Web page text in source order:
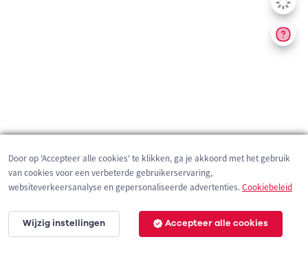
200 m
Door op 'Accepteer alle cookies' te klikken, ga je akkoord met het gebruik
van cookies voor een verbeterde gebruikerservaring,
websiteverkeersanalyse en gepersonaliseerde advertenties.Cookiebeleid
Wijzig instellingen Accepteer alle cookies